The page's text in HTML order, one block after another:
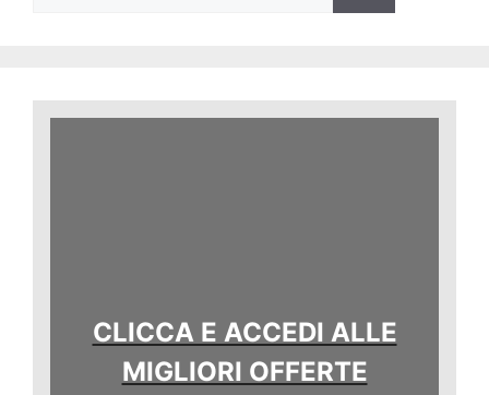
CLICCA E ACCEDI ALLE
MIGLIORI OFFERTE